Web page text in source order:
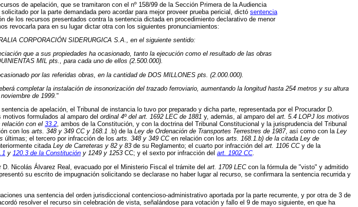
de apelación, que se tramitaron con el nº 158/99 de la Sección Primera de la Audiencia
por la parte demandada pero acordar para mejor proveer prueba pericial, dictó sentencia
de los recursos presentados contra la sentencia dictada en procedimiento declarativo de menor
revocarla para en su lugar dictar otra con los siguientes pronunciamientos:
CORPORACIÓN SIDERURGICA S.A., en el siguiente sentido:
que a sus propiedades ha ocasionado, tanto la ejecución como el resultado de las obras
MIL pts., para cada uno de ellos (2.500.000).
por las referidas obras, en la cantidad de DOS MILLONES pts. (2.000.000).
completar la instalación de insonorización del trazado ferroviario, aumentando la longitud hasta 254 metros y su altura
de 1999."
de apelación, el Tribunal de instancia lo tuvo por preparado y dicha parte, representada por el Procurador D.
formulados al amparo del ordinal 4º del art. 1692 LEC de 1881 y, además, al amparo del art. 5.4 LOPJ los motivos
relación con el 33.2, ambos de la Constitución, y con la doctrina del Tribunal Constitucional y la jurisprudencia del Tribunal
con los arts. 348 y 349 CC y 168.1 .b) de la Ley de Ordenación de Transportes Terrestres de 1987, así como con la Ley
últimas; el tercero por infracción de los arts. 348 y 349 CC en relación con los arts. 168.1.b) de la citada Ley de
citada Ley de Carreteras y 82 y 83 de su Reglamento; el cuarto por infracción del art. 1106 CC y de la
y 120.3 de la Constitución y 1249 y 1253 CC; y el sexto por infracción del art. 1902 CC.
Nicolás Álvarez Real, evacuado por el Ministerio Fiscal el trámite del art. 1709 LEC con la fórmula de "visto" y admitido
su escrito de impugnación solicitando se declarase no haber lugar al recurso, se confirmara la sentencia recurrida y
una sentencia del orden jurisdiccional contencioso-administrativo aportada por la parte recurrente, y por otra de 3 de
resolver el recurso sin celebración de vista, señalándose para votación y fallo el 9 de mayo siguiente, en que ha